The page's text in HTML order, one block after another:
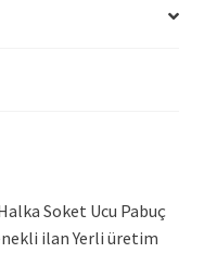
Soket Ucu Pabuç
ilan Yerli üretim